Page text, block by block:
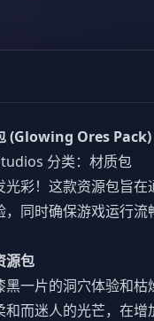
(Glowing Ores
分类：材质包
光彩！这款资源包旨
同时确保游戏运行流
源包
黑一片的洞穴体验和
和而迷人的光芒，在